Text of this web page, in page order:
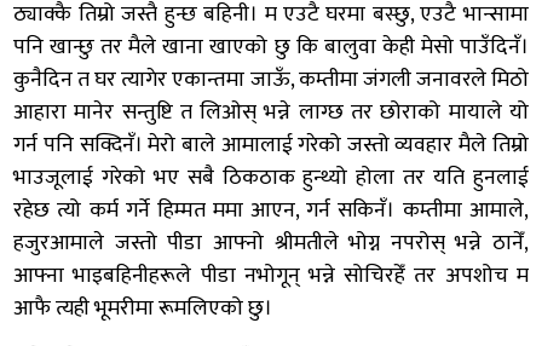
ठ्याक्कै तिम्रो जस्तै हुन्छ बहिनी। म एउटै घरमा बस्छु, एउटै भान्सामा
पनि खान्छु तर मैले खाना खाएको छु कि बालुवा केही मेसो पाउँदिनँ।
कुनैदिन त घर त्यागेर एकान्तमा जाऊँ, कम्तीमा जंगली जनावरले मिठो
आहारा मानेर सन्तुष्टि त लिओस् भन्ने लाग्छ तर छोराको मायाले यो
गर्न पनि सक्दिनँ। मेरो बाले आमालाई गरेको जस्तो व्यवहार मैले तिम्रो
भाउजूलाई गरेको भए सबै ठिकठाक हुन्थ्यो होला तर यति हुनलाई
रहेछ त्यो कर्म गर्ने हिम्मत ममा आएन, गर्न सकिनँ। कम्तीमा आमाले,
हजुरआमाले जस्तो पीडा आफ्नो श्रीमतीले भोग्न नपरोस् भन्ने ठानेँ,
आफ्ना भाइबहिनीहरूले पीडा नभोगून् भन्ने सोचिरहेँ तर अपशोच म
आफै त्यही भूमरीमा रूमलिएको छु।